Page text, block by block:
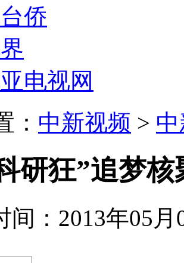
侨
电视网
： 中新视频 >
研狂”追梦核
间：2013年05月